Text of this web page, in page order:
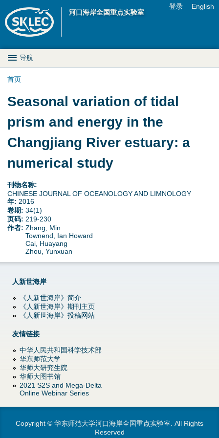
河口海岸全国重点实验室
m
n
登录 English
M
a
n
D
r
o
p
d
w
M
导航
你
这
首页
Seasonal variation of tidal
prism and energy in the
Changjiang River estuary: a
numerical study
刊物名称:
CHINESE JOURNAL OF OCEANOLOGY AND LIMNOLOGY
年: 2016
卷期: 34(1)
页码: 219-230
作者: Zhang, Min
Townend, Ian Howard
Cai, Huayang
Zhou, Yunxuan
人新世海岸
《人新世海岸》简介
《人新世海岸》期刊主页
《人新世海岸》投稿网站
友情链接
中华人民共和国科学技术部
华东师范大学
华师大研究生院
华师大图书馆
2021 S2S and Mega-Delta
Online Webinar Series
Copyright © 华东师范大学河口海岸全国重点实验室. All Rights
Reserved